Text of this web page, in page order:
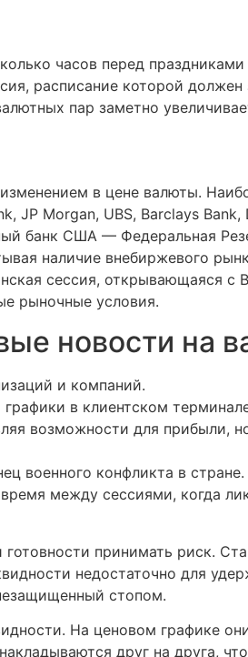
часов перед
расписание которой
пар заметно
в цене валюты.
Morgan, UBS, Barclays Bank,
банк США — Федеральная
наличие внебиржевого
сессия, открывающаяся с
рыночные условия.
новости на
и компаний.
в клиентском
возможности для прибыли,
военного конфликта в стране.
между сессиями, когда
принимать риск.
недостаточно для
стопом.
На ценовом графике
друг на друга,